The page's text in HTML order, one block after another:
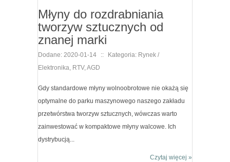
Młyny do rozdrabniania
tworzyw sztucznych od
znanej marki
Dodane: 2020-01-14 ::
Kategoria: Rynek /
Elektronika, RTV, AGD
Gdy standardowe młyny wolnoobrotowe nie okażą się
optymalne do parku maszynowego naszego zakładu
przetwórstwa tworzyw sztucznych, wówczas warto
zainwestować w kompaktowe młyny walcowe. Ich
dystrybucją...
Czytaj więcej »